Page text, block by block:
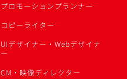
プロモーションプランナー
コピーライター
UIデザイナー・Webデザイナ
ー
CM・映像ディレクター